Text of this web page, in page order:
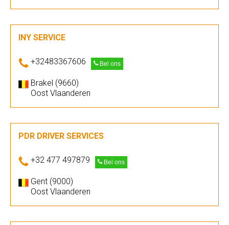
INY SERVICE
+32483367606 Bel ons
Brakel (9660)
Oost Vlaanderen
PDR DRIVER SERVICES
+32 477 497879 Bel ons
Gent (9000)
Oost Vlaanderen